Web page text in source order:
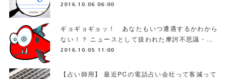
2016.10.06 06:00
ギョギョギョッ！ あなたもいつ遭遇するかわから
ない！？ ニュースとして扱われた摩訶不思議・…
2016.10.05 11:00
【占い師用】 最近PCの電話占い会社って客減って